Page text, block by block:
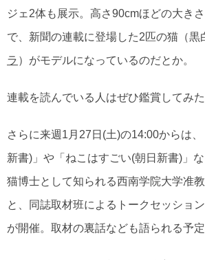
ジェ2体も展示。高さ90cmほどの大き
で、新聞の連載に登場した2匹の猫（黒
ラ ）がモデルになっているのだとか。
連載を読んでいる人はぜひ鑑賞してみた
さらに来週1月27日(土)の14:00からは
新書)」や「ねこはすごい(朝日新書)」な
猫博士として知られる西南学院大学准
と、同誌取材班によるトークセッショ
が開催。取材の裏話なども語られる予定